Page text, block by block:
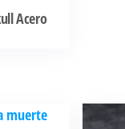
Acero
opciones